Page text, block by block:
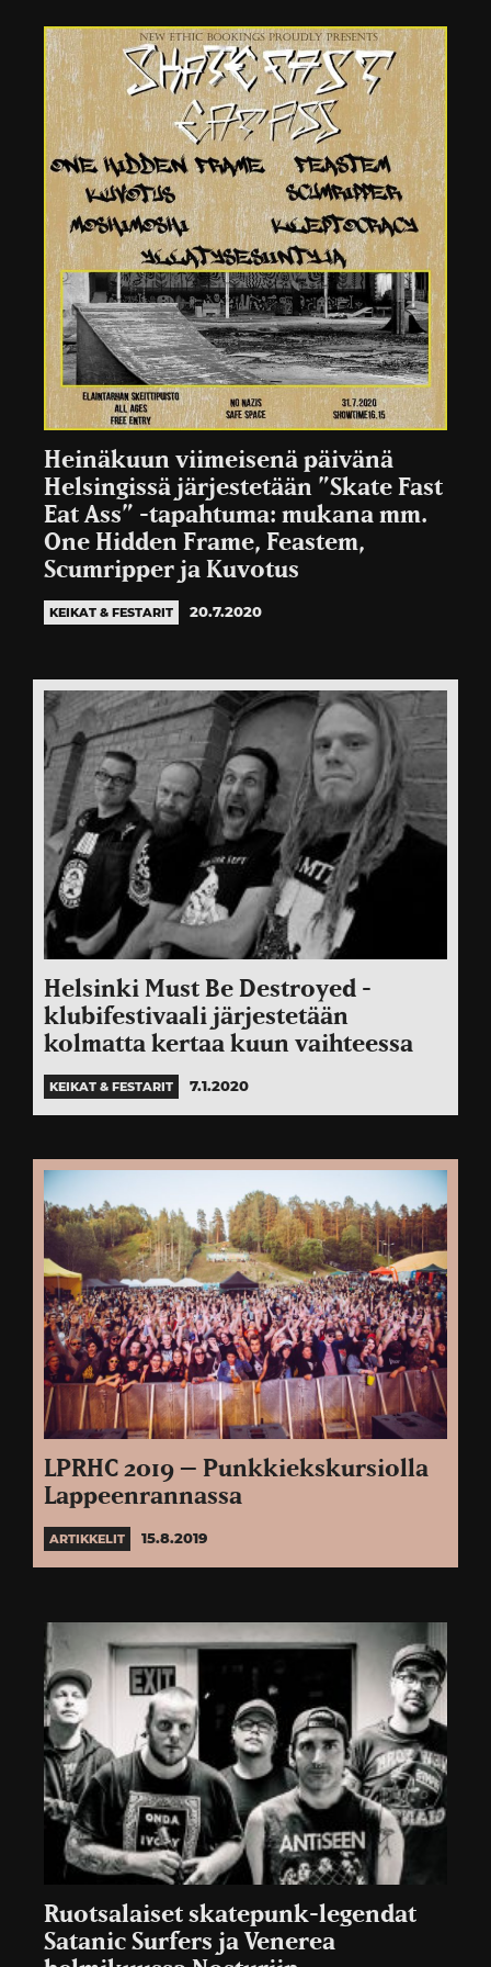
Heinäkuun viimeisenä päivänä
Helsingissä järjestetään ”Skate Fast
Eat Ass” -tapahtuma: mukana mm.
One Hidden Frame, Feastem,
Scumripper ja Kuvotus
KEIKAT & FESTARIT 20.7.2020
Helsinki Must Be Destroyed -
klubifestivaali järjestetään
kolmatta kertaa kuun vaihteessa
KEIKAT & FESTARIT 7.1.2020
LPRHC 2019 – Punkkiekskursiolla
Lappeenrannassa
ARTIKKELIT 15.8.2019
Ruotsalaiset skatepunk-legendat
Satanic Surfers ja Venerea